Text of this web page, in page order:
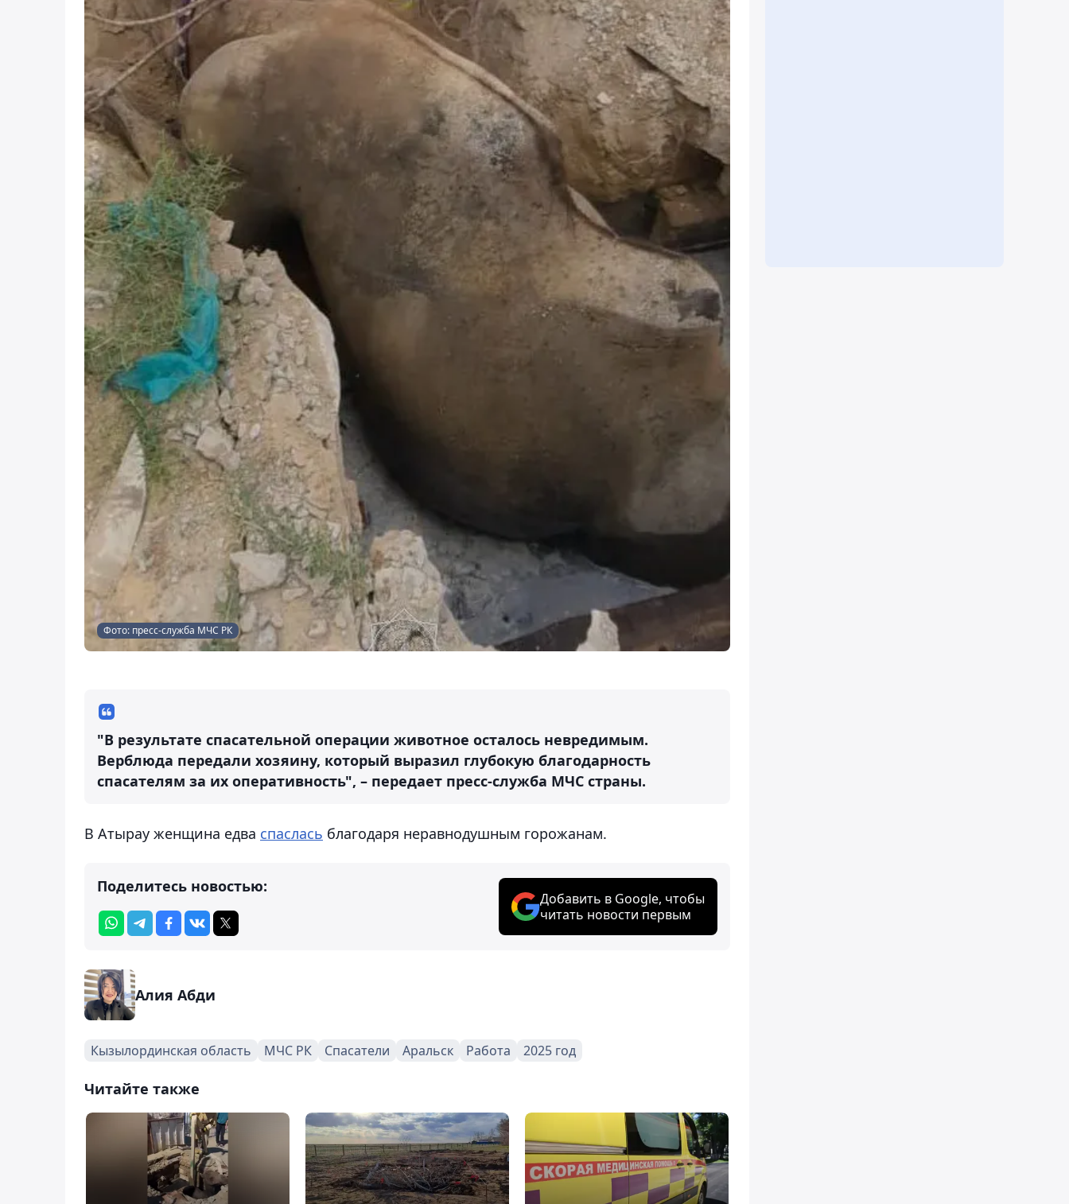
Фото: пресс-служба МЧС РК
"В результате спасательной операции животное осталось невредимым.
Верблюда передали хозяину, который выразил глубокую благодарность
спасателям за их оперативность", – передает пресс-служба МЧС страны.
В Атырау женщина едва спаслась благодаря неравнодушным горожанам.
Поделитесь новостью:
Добавить в Google, чтобы
читать новости первым
Алия Абди
Кызылординская область МЧС РК Спасатели Аральск Работа 2025 год
Читайте также